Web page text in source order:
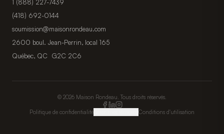
1 (888) 227-7439
(418) 692-0144
soumission@maisonrondeau.com
2600 boul. Jean-Perrin, local 165
Québec, QC G2C 2C6
© 2026 Maison Rondeau. Tous droits réservés.
Politique de confidentialité Conditions d'utilisation